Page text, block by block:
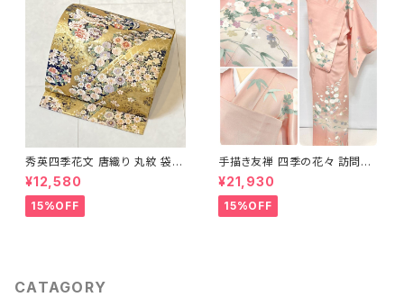
秀英四季花文 唐織り 丸紋 袋帯
正絹 金糸 ゴールド 紺 ピンク 7
05
¥12,580
15%OFF
手描き友禅 四季の花々 訪問着
袷 正絹 サーモンピンク クリー
ム 白 桃花色 1434
¥21,930
15%OFF
CATAGORY